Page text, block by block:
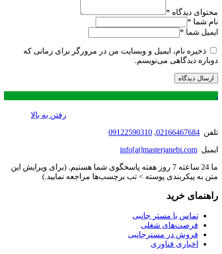
محتوای دیدگاه *
نام شما *
ایمیل شما *
ذخیره نام، ایمیل و وبسایت من در مرورگر برای زمانی که
دوباره دیدگاهی می‌نویسم.
.
رفتن به بالا
تلفن 02166467684
,
09122590310
ایمیل info[at]masterjanebi.com
ما 24 ساعته 7 روز هفته پاسخگوی شما هستیم. (برای ویرایش این
متن به پیکربندی پوسته > تب برچسب‌ها مراجعه نمایید.)
راهنمای خرید
تماس با مستر جانبی
فرصت‌های شغلی
فروش در مسترجانبی
اخباری فناوری